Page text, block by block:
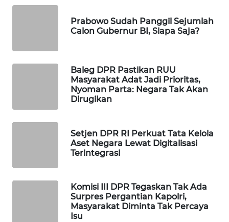
Prabowo Sudah Panggil Sejumlah
Calon Gubernur BI, Siapa Saja?
Baleg DPR Pastikan RUU
Masyarakat Adat Jadi Prioritas,
Nyoman Parta: Negara Tak Akan
Dirugikan
Setjen DPR RI Perkuat Tata Kelola
Aset Negara Lewat Digitalisasi
Terintegrasi
Komisi III DPR Tegaskan Tak Ada
Surpres Pergantian Kapolri,
Masyarakat Diminta Tak Percaya
Isu
ADVOKAT
WAHANA